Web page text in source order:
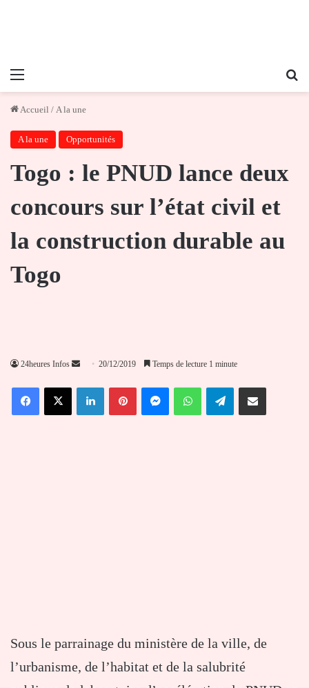
Menu
Accueil / A la une
A la une Opportunités
Togo : le PNUD lance deux
concours sur l’état civil et
la construction durable au
Togo
24heures Infos
Envoyer
courriel
20/12/2019 Temps de lecture 1 minute
FacebookX LinkedinPinterestMessengerWhatsAppTelegramPartager par email
Sous le parrainage du ministère de la ville, de
l’urbanisme, de l’habitat et de la salubrité